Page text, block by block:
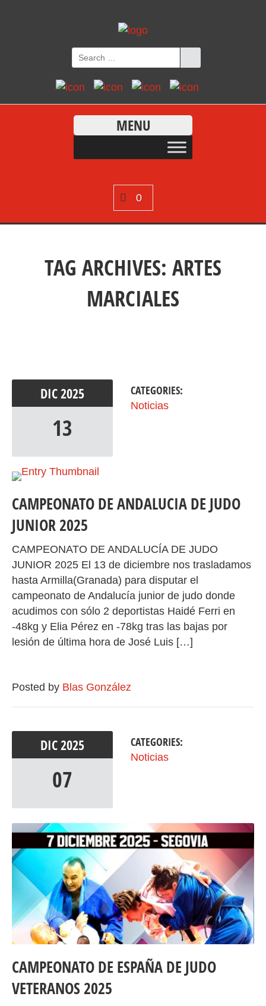
MENU
0
TAG ARCHIVES: ARTES
MARCIALES
DIC2025
13
CATEGORIES:
Noticias
CAMPEONATO DE ANDALUCIA DE JUDO
JUNIOR 2025
CAMPEONATO DE ANDALUCÍA DE JUDO
JUNIOR 2025 El 13 de diciembre nos trasladamos
hasta Armilla(Granada) para disputar el
campeonato de Andalucía junior de judo donde
acudimos con sólo 2 deportistas Haidé Ferri en
-48kg y Elia Pérez en -78kg tras las bajas por
lesión de última hora de José Luis […]
Posted by Blas González
DIC2025
07
CATEGORIES:
Noticias
CAMPEONATO DE ESPAÑA DE JUDO
VETERANOS 2025